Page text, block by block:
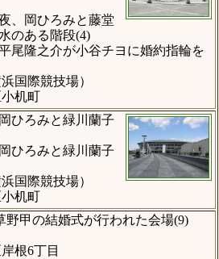
夜、岡ひろみと藤堂
のある階段(4)
尾隆之介が小谷チヨに婚約指輪を
国際競技場）
机町
岡ひろみと緑川蘭子
岡ひろみと緑川蘭子
国際競技場）
机町
野甲の結婚式が行われた会場(9)
根6丁目